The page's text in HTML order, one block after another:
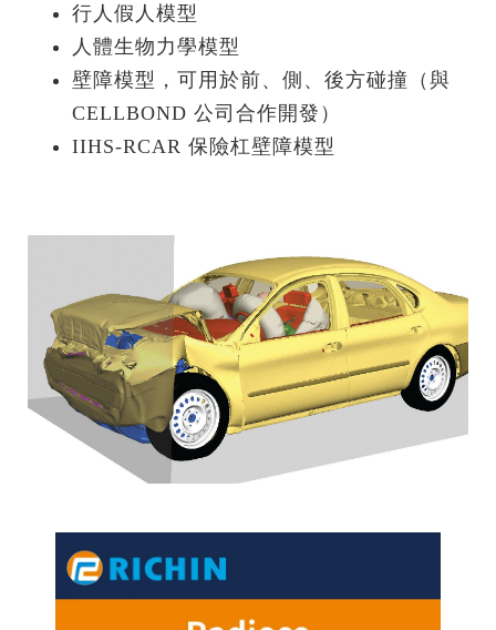
行人假人模型
人體生物力學模型
壁障模型，可用於前、側、後方碰撞（與
CELLBOND 公司合作開發）
IIHS-RCAR 保險杠壁障模型